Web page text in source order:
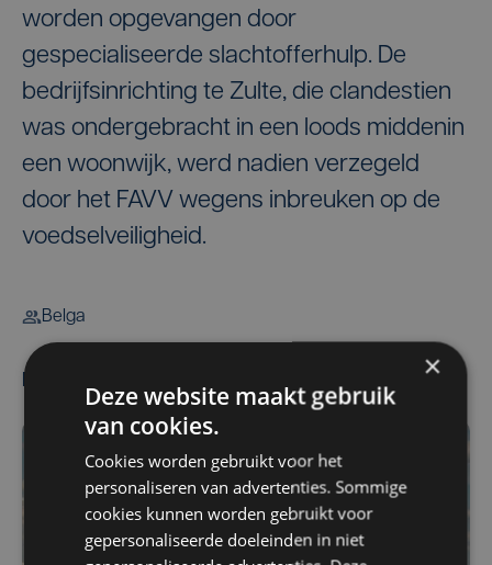
worden opgevangen door
gespecialiseerde slachtofferhulp. De
bedrijfsinrichting te Zulte, die clandestien
was ondergebracht in een loods middenin
een woonwijk, werd nadien verzegeld
door het FAVV wegens inbreuken op de
voedselveiligheid.
Belga
×
Deze website maakt gebruik
van cookies.
Cookies worden gebruikt voor het
personaliseren van advertenties. Sommige
cookies kunnen worden gebruikt voor
gepersonaliseerde doeleinden in niet